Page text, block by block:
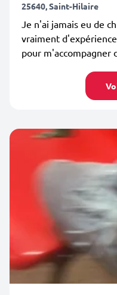
25640, Saint-Hilaire
Je n'ai jamais eu de
vraiment
pour m'accompagner